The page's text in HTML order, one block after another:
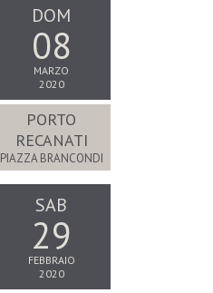
DOM
08
MARZO
2020
PORTO
RECANATI
PIAZZA BRANCONDI
SAB
29
FEBBRAIO
2020